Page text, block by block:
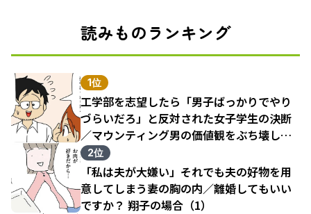
読みものランキング
1位
工学部を志望したら「男子ばっかりでやり
づらいだろ」と反対された女子学生の決断
／マウンティング男の価値観をぶち壊した
結果（1）
2位
「私は夫が大嫌い」それでも夫の好物を用
意してしまう妻の胸の内／離婚してもいい
ですか？ 翔子の場合（1）